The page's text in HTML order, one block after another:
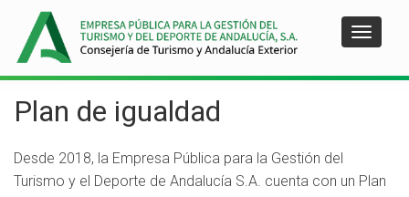
contenido
principal
Toggle
Plan de igualdad
Desde 2018, la Empresa Pública para la Gestión del
Turismo y el Deporte de Andalucía S.A. cuenta con un Plan